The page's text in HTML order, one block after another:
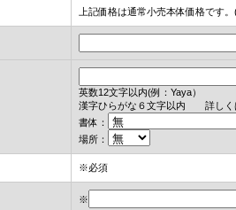
上記価格は通常小売本体価格です
英数12文字以内(例：Yaya）
漢字ひらがな６文字以内 詳しく
書体：
場所：
※必須
※